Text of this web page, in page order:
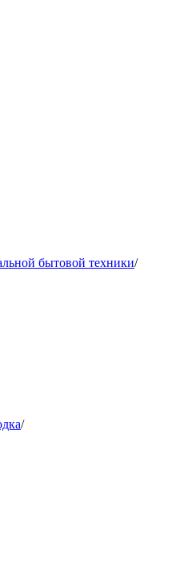
бытовой техники/
/